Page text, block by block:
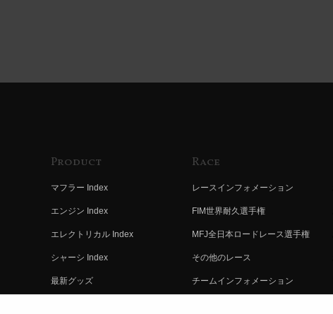
Product
マフラー Index
エンジン Index
エレクトリカル Index
シャーシ Index
最新グッズ
Race
レースインフォメーション
FIM世界耐久選手権
MFJ全日本ロードレース選手権
その他のレース
チームインフォメーション